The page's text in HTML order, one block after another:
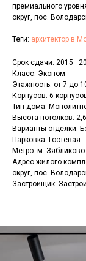
премиального
округ, пос.
Теги: архитектор в
Срок сдачи:
Класс: Эконом
Этажность: от 7 до
Корпусов: 6
Тип дома:
Высота потолков:
Варианты отделки:
Парковка: Гостевая
Метро: м. Зябликово
Адрес жилого
округ, пос.
Застройщик: